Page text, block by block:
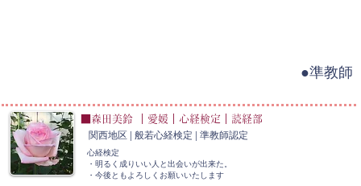
●準教師
■森田美鈴 ｜愛媛｜心経検定｜読経部
関西地区 | 般若心経検定 | 準教師認定
心経検定
・明るく成りいい人と出会いが出来た。
​・今後ともよろしくお願いいたします